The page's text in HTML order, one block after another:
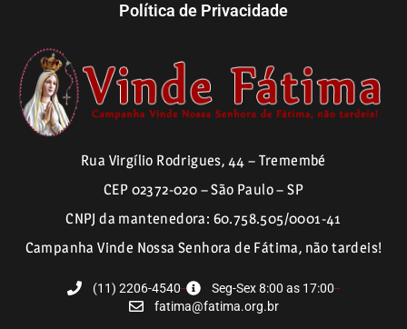
Política de Privacidade
Rua Virgílio Rodrigues, 44 – Tremembé
CEP 02372-020 – São Paulo – SP
CNPJ da mantenedora: 60.758.505/0001-41
Campanha Vinde Nossa Senhora de Fátima, não tardeis!
(11) 2206-4540
Seg-Sex 8:00 as 17:00
fatima@fatima.org.br